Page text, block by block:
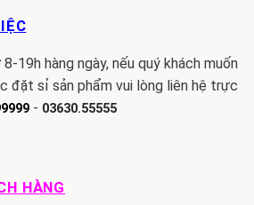
19h hàng ngày, nếu quý khách muốn
đặt sỉ sản phẩm vui lòng liên hệ trực
- 03630.55555
HÀNG